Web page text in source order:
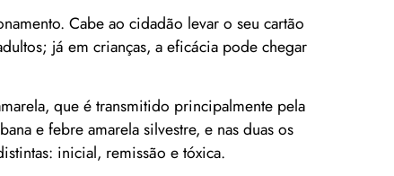
Cabe ao cidadão levar o seu cartão
já em crianças, a eficácia pode chegar
que é transmitido principalmente pela
e febre amarela silvestre, e nas duas os
inicial, remissão e tóxica.